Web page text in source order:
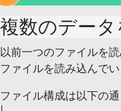
複数のデー
以前一つのファイルを
ファイルを読み込んでい
ファイル構成は以下の通